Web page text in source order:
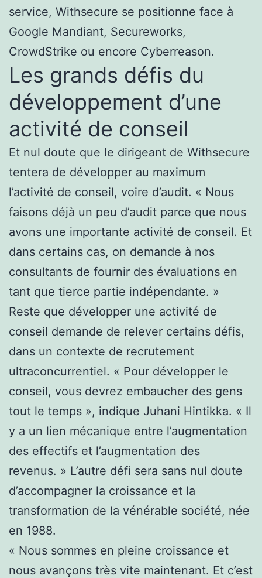
service, Withsecure se positionne face à
Google Mandiant, Secureworks,
CrowdStrike ou encore Cyberreason.
Les grands défis du
développement d’une
activité de conseil
Et nul doute que le dirigeant de Withsecure
tentera de développer au maximum
l’activité de conseil, voire d’audit. « Nous
faisons déjà un peu d’audit parce que nous
avons une importante activité de conseil. Et
dans certains cas, on demande à nos
consultants de fournir des évaluations en
tant que tierce partie indépendante. »
Reste que développer une activité de
conseil demande de relever certains défis,
dans un contexte de recrutement
ultraconcurrentiel. « Pour développer le
conseil, vous devrez embaucher des gens
tout le temps », indique Juhani Hintikka. « Il
y a un lien mécanique entre l’augmentation
des effectifs et l’augmentation des
revenus. » L’autre défi sera sans nul doute
d’accompagner la croissance et la
transformation de la vénérable société, née
en 1988.
« Nous sommes en pleine croissance et
nous avançons très vite maintenant. Et c’est